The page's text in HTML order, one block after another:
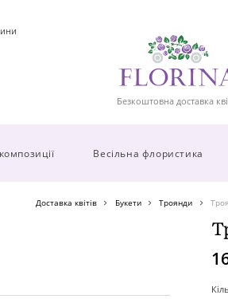
Безкоштовна доставка
Весільна флористика
Доставка квітів Букети Троянди